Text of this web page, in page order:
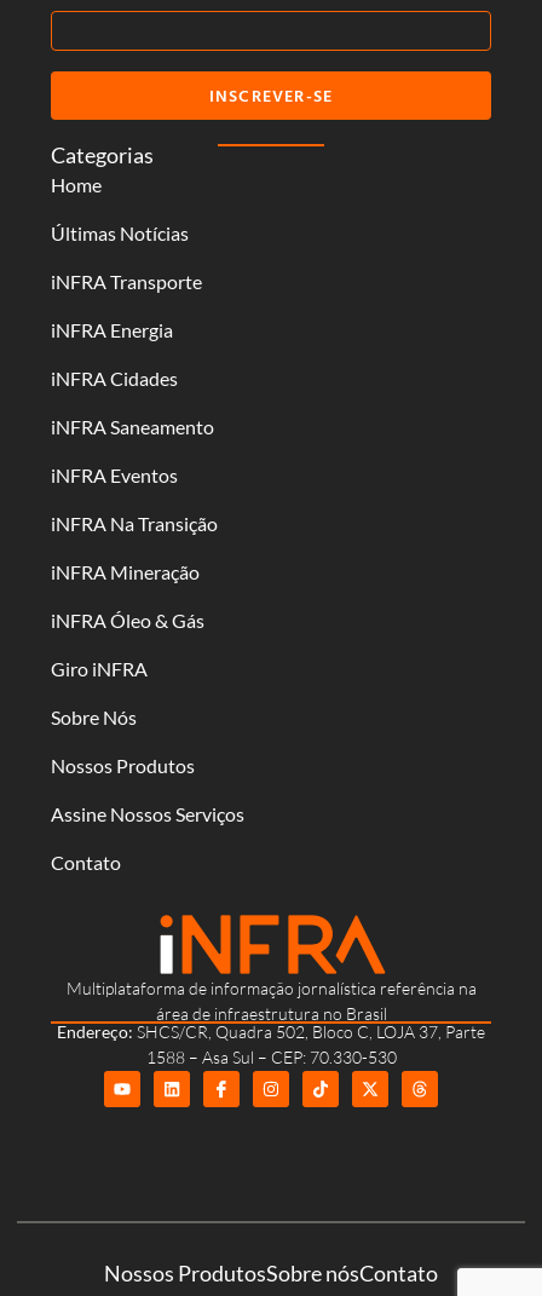
Multiplataforma de informação jornalística referência na
área de infraestrutura no Brasil
Endereço: SHCS/CR, Quadra 502, Bloco C, LOJA 37, Parte
1588 – Asa Sul – CEP: 70.330-530
Categorias
Home
Últimas Notícias
iNFRA Transporte
iNFRA Energia
iNFRA Cidades
iNFRA Saneamento
iNFRA Eventos
iNFRA Na Transição
iNFRA Mineração
iNFRA Óleo & Gás
Giro iNFRA
Sobre Nós
Nossos Produtos
Assine Nossos Serviços
Contato
INSCREVER-SE
Nossos ProdutosSobre nósContato